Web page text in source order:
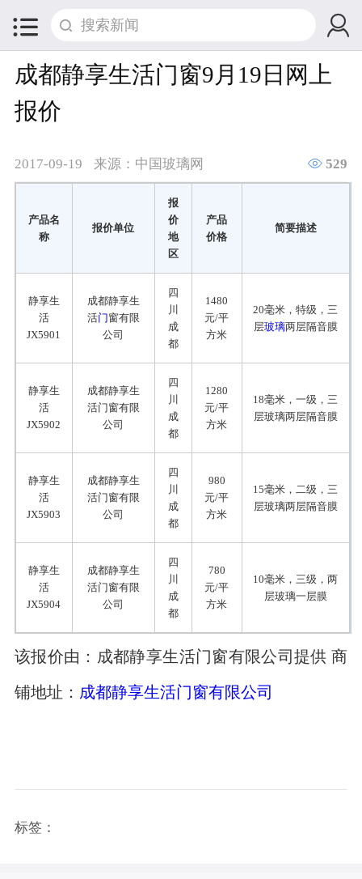
 
成都静享生活门窗9月19日网上
报价
2017-09-19 来源：中国玻璃网  529
产品名
称
报价单位
报
价
地
区
产品
价格
简要描述
静享生
活
JX5901
成都静享生
活门窗有限
公司
四
川
成
都
1480
元/平
方米
20毫米，特级，三
层玻璃两层隔音膜
静享生
活
JX5902
成都静享生
活门窗有限
公司
四
川
成
都
1280
元/平
方米
18毫米，一级，三
层玻璃两层隔音膜
静享生
活
JX5903
成都静享生
活门窗有限
公司
四
川
成
都
980
元/平
方米
15毫米，二级，三
层玻璃两层隔音膜
静享生
活
JX5904
成都静享生
活门窗有限
公司
四
川
成
都
780
元/平
方米
10毫米，三级，两
层玻璃一层膜
该报价由：成都静享生活门窗有限公司提供 商
铺地址： 成都静享生活门窗有限公司
标签：